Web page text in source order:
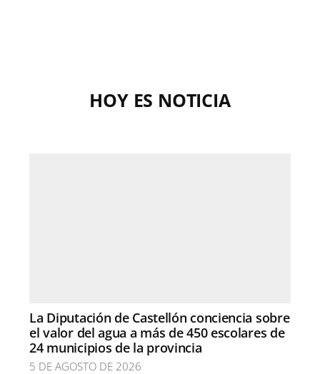
HOY ES NOTICIA
La Diputación de Castellón conciencia sobre
el valor del agua a más de 450 escolares de
24 municipios de la provincia
5 DE AGOSTO DE 2026